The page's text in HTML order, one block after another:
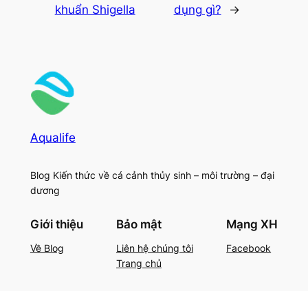
khuẩn Shigella
dụng gì?
→
Aqualife
Blog Kiến thức về cá cảnh thủy sinh – môi trường – đại
dương
Giới thiệu
Về Blog
Bảo mật
Liên hệ chúng tôi
Trang chủ
Mạng XH
Facebook